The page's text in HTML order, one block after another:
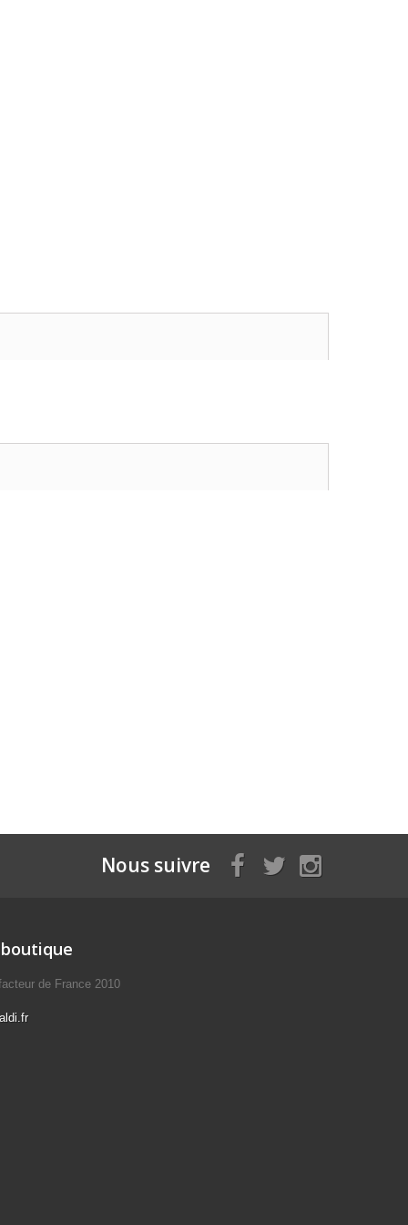
Nous suivre
de France 2010